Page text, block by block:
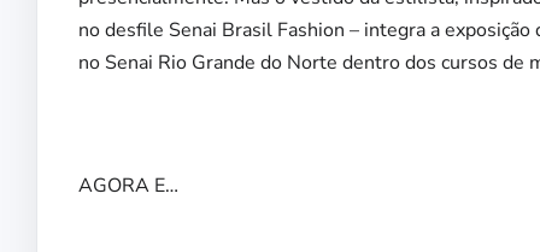
no desfile Senai Brasil Fashion – integra a
no Senai Rio Grande do Norte dentro dos cursos de
AGORA E…